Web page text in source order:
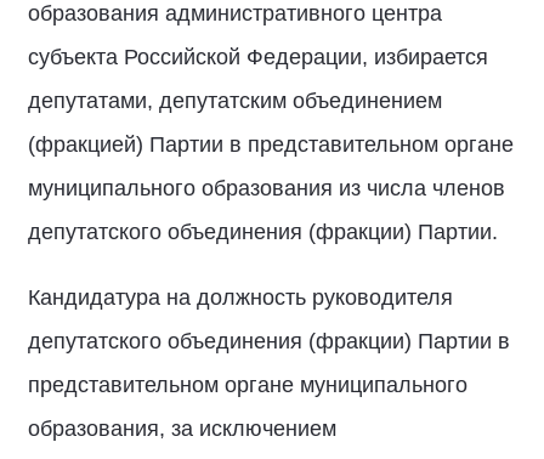
образования административного центра
субъекта Российской Федерации, избирается
депутатами, депутатским объединением
(фракцией) Партии в представительном органе
муниципального образования из числа членов
депутатского объединения (фракции) Партии.
Кандидатура на должность руководителя
депутатского объединения (фракции) Партии в
представительном органе муниципального
образования, за исключением